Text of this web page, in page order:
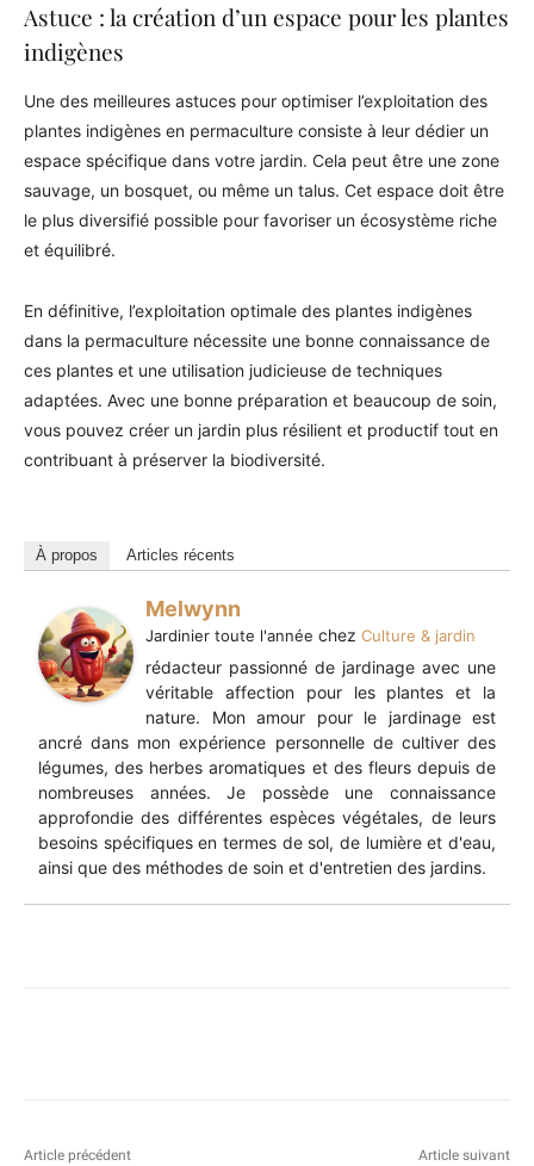
Astuce : la création d’un espace pour les plantes
indigènes
Une des meilleures astuces pour optimiser l’exploitation des
plantes indigènes en permaculture consiste à leur dédier un
espace spécifique dans votre jardin. Cela peut être une zone
sauvage, un bosquet, ou même un talus. Cet espace doit être
le plus diversifié possible pour favoriser un écosystème riche
et équilibré.
En définitive, l’exploitation optimale des plantes indigènes
dans la permaculture nécessite une bonne connaissance de
ces plantes et une utilisation judicieuse de techniques
adaptées. Avec une bonne préparation et beaucoup de soin,
vous pouvez créer un jardin plus résilient et productif tout en
contribuant à préserver la biodiversité.
À propos Articles récents
Melwynn
Jardinier toute l'année chez Culture & jardin
rédacteur passionné de jardinage avec une
véritable affection pour les plantes et la
nature. Mon amour pour le jardinage est
ancré dans mon expérience personnelle de cultiver des
légumes, des herbes aromatiques et des fleurs depuis de
nombreuses années. Je possède une connaissance
approfondie des différentes espèces végétales, de leurs
besoins spécifiques en termes de sol, de lumière et d'eau,
ainsi que des méthodes de soin et d'entretien des jardins.
Article précédent Article suivant